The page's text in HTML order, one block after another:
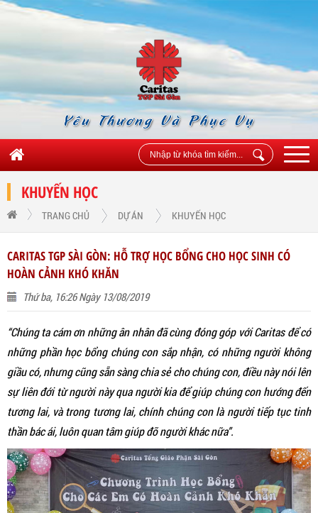
Yêu Thương Và Phục Vụ
KHUYẾN HỌC
TRANG CHỦ DỰ ÁN KHUYẾN HỌC
CARITAS TGP SÀI GÒN: HỖ TRỢ HỌC BỔNG CHO HỌC SINH CÓ
HOÀN CẢNH KHÓ KHĂN
Thứ ba, 16:26 Ngày 13/08/2019
“Chúng ta cám ơn những ân nhân đã cùng đóng góp với Caritas để có
những phần học bổng chúng con sắp nhận, có những người không
giầu có, nhưng cũng sẵn sàng chia sẻ cho chúng con, điều này nói lên
sự liên đới từ người này qua người kia để giúp chúng con hướng đến
tương lai, và trong tương lai, chính chúng con là người tiếp tục tinh
thần bác ái, luôn quan tâm giúp đỡ người khác nữa”.